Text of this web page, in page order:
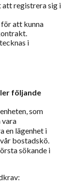
att registrera sig i
att kunna
i
följande
som
en lägenhet i
bostadskö.
sökande i